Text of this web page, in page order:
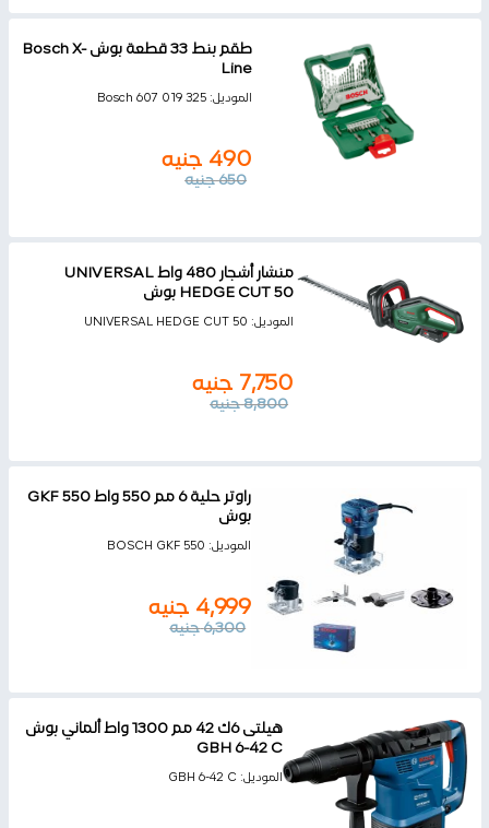
طقم بنط 33 قطعة بوش Bosch X-
Line
الموديل: Bosch 607 019 325
490 جنيه
650 جنيه
منشار أشجار 480 واط UNIVERSAL
HEDGE CUT 50 بوش
الموديل: UNIVERSAL HEDGE CUT 50
7,750 جنيه
8,800 جنيه
راوتر حلية 6 مم 550 واط GKF 550
بوش
الموديل: BOSCH GKF 550
4,999 جنيه
6,300 جنيه
هيلتى 6ك 42 مم 1300 واط ألماني بوش
GBH 6-42 C
الموديل: GBH 6-42 C